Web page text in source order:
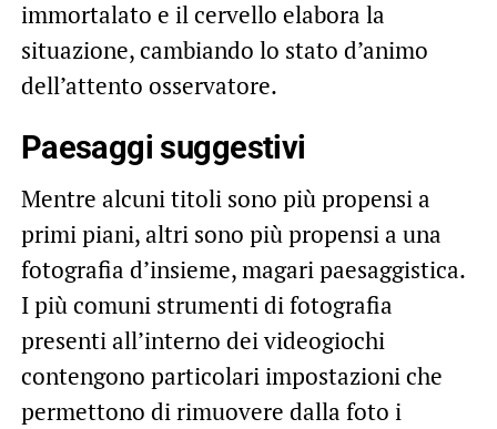
immortalato e il cervello elabora la
situazione, cambiando lo stato d’animo
dell’attento osservatore.
Paesaggi suggestivi
Mentre alcuni titoli sono più propensi a
primi piani, altri sono più propensi a una
fotografia d’insieme, magari paesaggistica.
I più comuni strumenti di fotografia
presenti all’interno dei videogiochi
contengono particolari impostazioni che
permettono di rimuovere dalla foto i